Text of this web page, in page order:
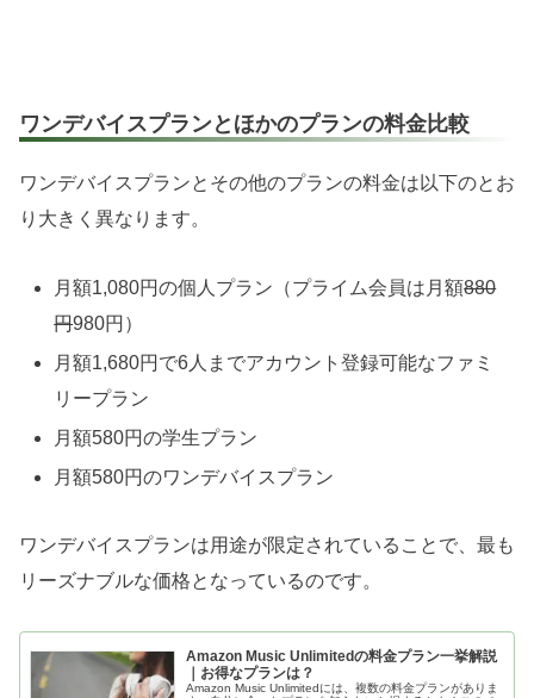
ワンデバイスプランとほかのプランの料金比較
ワンデバイスプランとその他のプランの料金は以下のとお
り大きく異なります。
月額1,080円の個人プラン（プライム会員は月額880
円980円）
月額1,680円で6人までアカウント登録可能なファミ
リープラン
月額580円の学生プラン
月額580円のワンデバイスプラン
ワンデバイスプランは用途が限定されていることで、最も
リーズナブルな価格となっているのです。
Amazon Music Unlimitedの料金プラン一挙解説
｜お得なプランは？
Amazon Music Unlimitedには、複数の料金プランがありま